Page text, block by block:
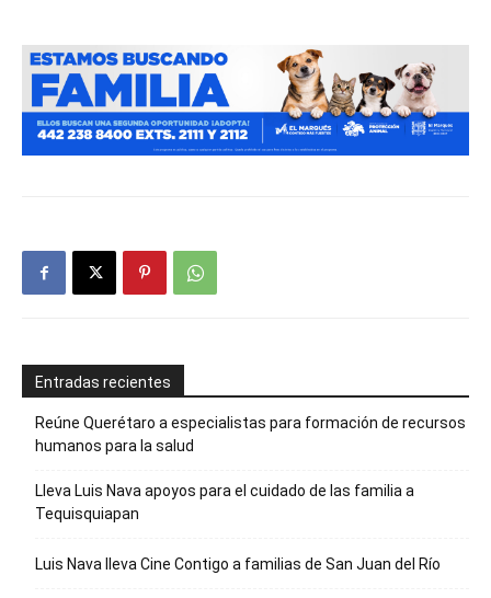
Entradas recientes
Reúne Querétaro a especialistas para formación de recursos
humanos para la salud
Lleva Luis Nava apoyos para el cuidado de las familia a
Tequisquiapan
Luis Nava lleva Cine Contigo a familias de San Juan del Río